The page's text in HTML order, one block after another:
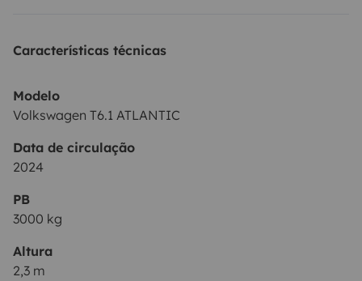
liberdade e flexibilidade.A cor da sua carrinha pode ser
possuem a lona “céu aberto”.
Características técnicas
Modelo
Volkswagen T6.1 ATLANTIC
Data de circulação
2024
PB
3000 kg
Altura
2,3 m